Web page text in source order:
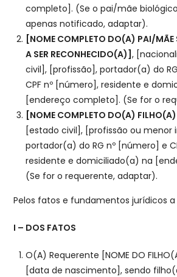
completo]. (Se o pai/mãe
apenas notificado, adaptar).
[NOME COMPLETO DO(A) PAI/
A SER RECONHECIDO(A)],
civil], [profissão], portador(a) do
CPF nº [número], residente e
[endereço completo]. (Se for o
[NOME COMPLETO DO(A)
[estado civil], [profissão ou
portador(a) do RG nº [número] e
residente e domiciliado(a) na
(Se for o requerente, adaptar).
Pelos fatos e fundamentos jurídicos a
I – DOS FATOS
O(A) Requerente [NOME DO
[data de nascimento], sendo